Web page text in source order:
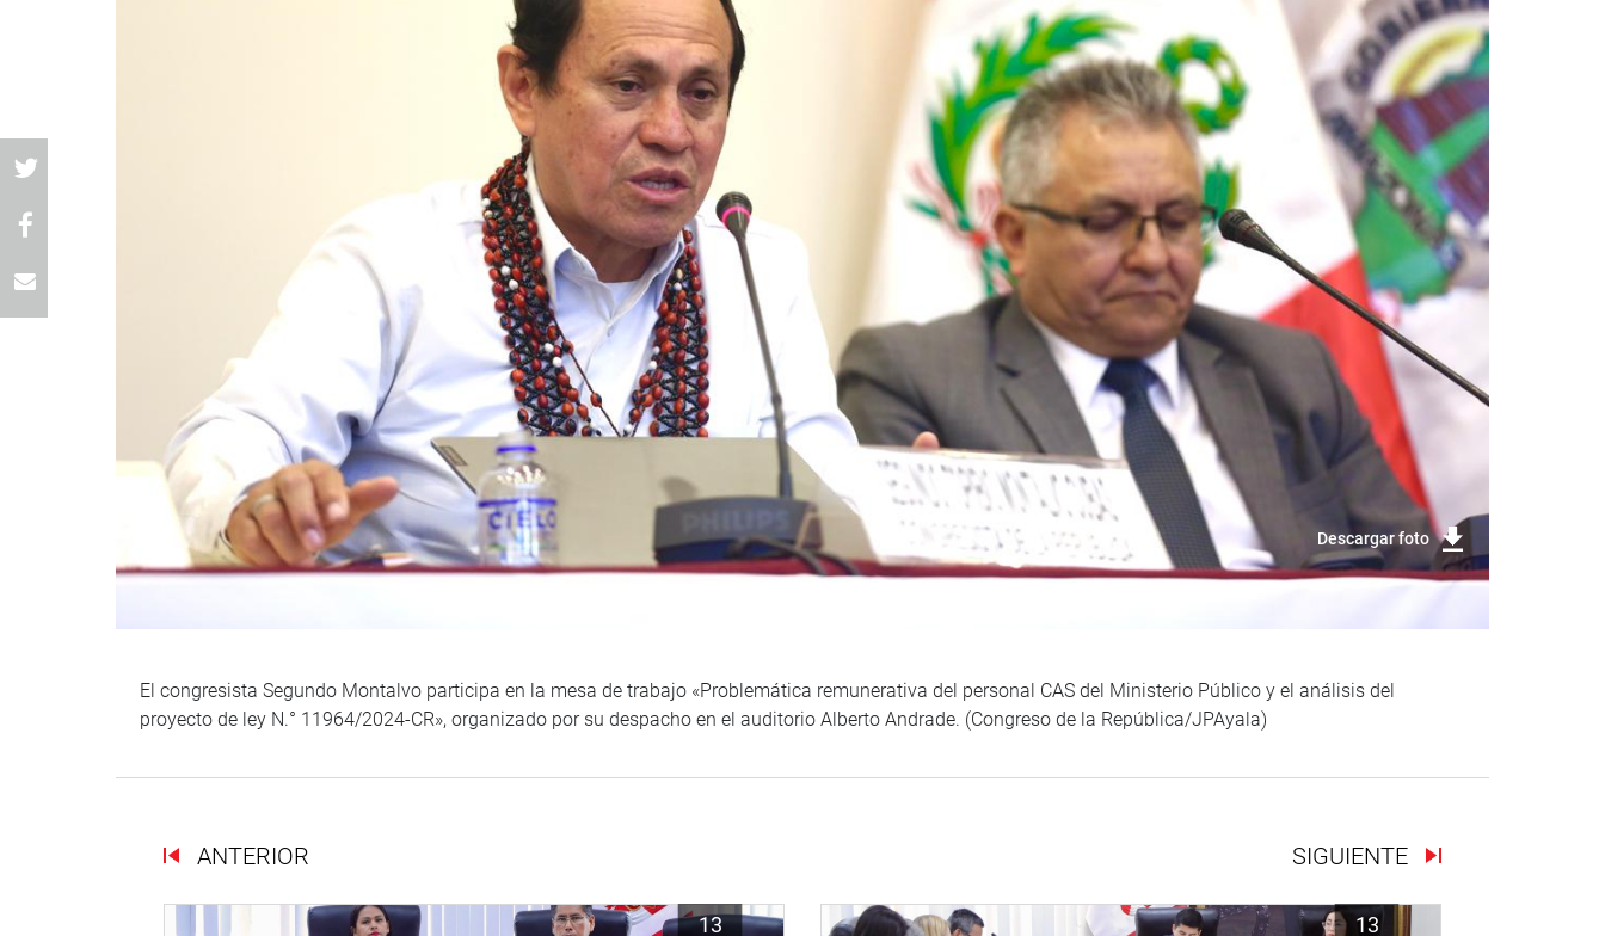
Descargar foto
El congresista Segundo Montalvo participa en la mesa de trabajo «Problemática remunerativa del personal CAS del Ministerio Público y el análisis del
proyecto de ley N.° 11964/2024-CR», organizado por su despacho en el auditorio Alberto Andrade. (Congreso de la República/JPAyala)
ANTERIOR SIGUIENTE
13
13